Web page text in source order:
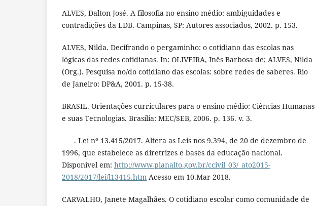
ALVES, Dalton José. A filosofia no ensino médio: ambiguidades e
contradições da LDB. Campinas, SP: Autores associados, 2002. p. 153.
ALVES, Nilda. Decifrando o pergaminho: o cotidiano das escolas nas
lógicas das redes cotidianas. In: OLIVEIRA, Inês Barbosa de; ALVES, Nilda
(Org.). Pesquisa no/do cotidiano das escolas: sobre redes de saberes. Rio
de Janeiro: DP&A, 2001. p. 15-38.
BRASIL. Orientações curriculares para o ensino médio: Ciências Humanas
e suas Tecnologias. Brasília: MEC/SEB, 2006. p. 136. v. 3.
____. Lei nº 13.415/2017. Altera as Leis nos 9.394, de 20 de dezembro de
1996, que estabelece as diretrizes e bases da educação nacional.
Disponível em: http://www.planalto.gov.br/ccivil_03/_ato2015-
2018/2017/lei/l13415.htm Acesso em 10.Mar 2018.
CARVALHO, Janete Magalhães. O cotidiano escolar como comunidade de